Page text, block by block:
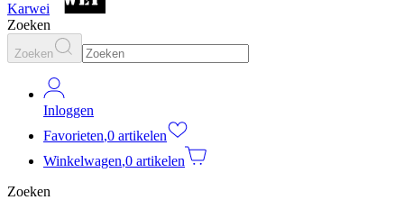
Karwei
Zoeken
Zoeken
Inloggen
Favorieten,0 artikelen
Winkelwagen,0 artikelen
Zoeken